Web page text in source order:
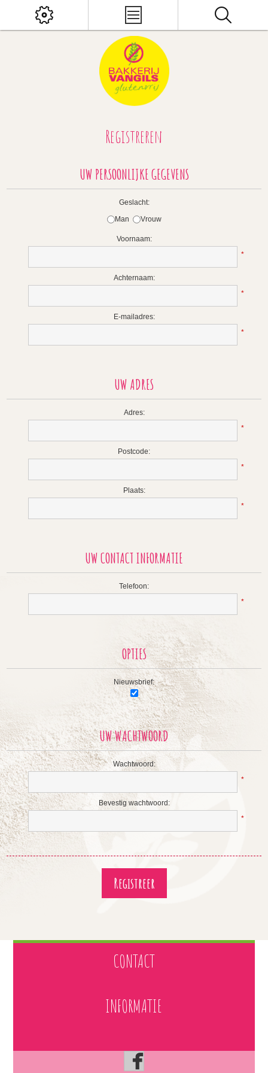
Registreren
UW PERSOONLIJKE GEGEVENS
Geslacht:
Man
Vrouw
Voornaam:
*
Achternaam:
*
E-mailadres:
*
UW ADRES
Adres:
*
Postcode:
*
Plaats:
*
UW CONTACT INFORMATIE
Telefoon:
*
OPTIES
Nieuwsbrief:
UW WACHTWOORD
Wachtwoord:
*
Bevestig wachtwoord:
*
CONTACT
INFORMATIE